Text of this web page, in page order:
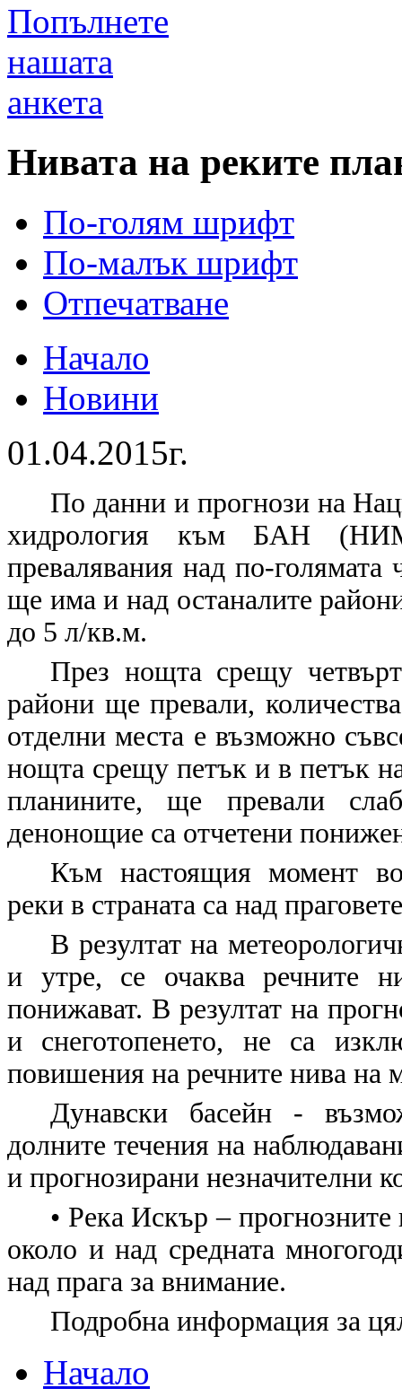
Попълнете
нашата
анкета
Нивата на реките
По-голям шрифт
По-малък шрифт
Отпечатване
Начало
Новини
01.04.2015г.
По данни и прогнози на
хидрология към БАН
превалявания над по-голямата
ще има и над останалите
до 5 л/кв.м.
През нощта срещу
райони ще превали,
отделни места е възможно
нощта срещу петък и в петък
планините, ще превали
денонощие са отчетени
Към настоящия момент
реки в страната са над
В резултат на
и утре, се очаква речните
понижават. В резултат на
и снеготопенето, не са
повишения на речните нива на
Дунавски басейн-
долните течения на
и прогнозирани незначителни
• Река Искър –
около и над средната
над прага за внимание.
Подробна информация за
Начало